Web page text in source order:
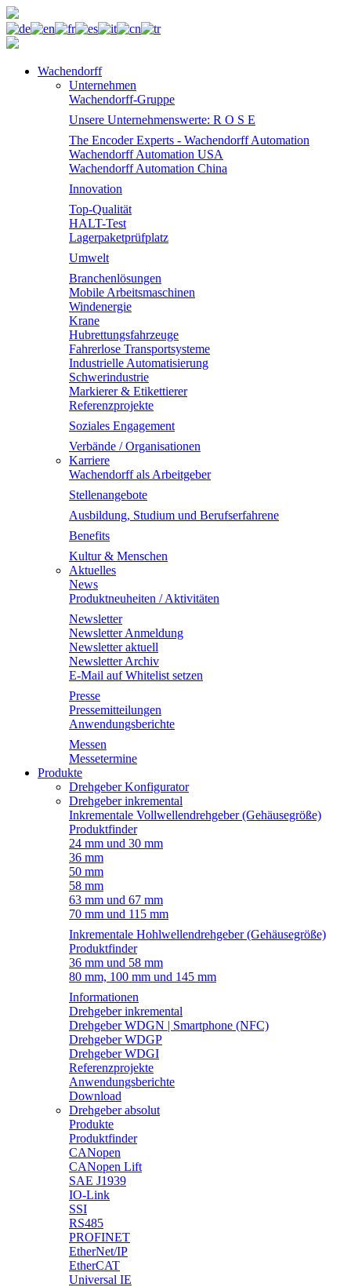
Wachendorff
Unternehmen
Wachendorff-Gruppe
Unsere Unternehmenswerte: R O S E
The Encoder Experts - Wachendorff Automation
Wachendorff Automation USA
Wachendorff Automation China
Innovation
Top-Qualität
HALT-Test
Lagerpaketprüfplatz
Umwelt
Branchenlösungen
Mobile Arbeitsmaschinen
Windenergie
Krane
Hubrettungsfahrzeuge
Fahrerlose Transportsysteme
Industrielle Automatisierung
Schwerindustrie
Markierer & Etikettierer
Referenzprojekte
Soziales Engagement
Verbände / Organisationen
Karriere
Wachendorff als Arbeitgeber
Stellenangebote
Ausbildung, Studium und Berufserfahrene
Benefits
Kultur & Menschen
Aktuelles
News
Produktneuheiten / Aktivitäten
Newsletter
Newsletter Anmeldung
Newsletter aktuell
Newsletter Archiv
E-Mail auf Whitelist setzen
Presse
Pressemitteilungen
Anwendungsberichte
Messen
Messetermine
Produkte
Drehgeber Konfigurator
Drehgeber inkremental
Inkrementale Vollwellendrehgeber (Gehäusegröße)
Produktfinder
24 mm und 30 mm
36 mm
50 mm
58 mm
63 mm und 67 mm
70 mm und 115 mm
Inkrementale Hohlwellendrehgeber (Gehäusegröße)
Produktfinder
36 mm und 58 mm
80 mm, 100 mm und 145 mm
Informationen
Drehgeber inkremental
Drehgeber WDGN | Smartphone (NFC)
Drehgeber WDGP
Drehgeber WDGI
Referenzprojekte
Anwendungsberichte
Download
Drehgeber absolut
Produkte
Produktfinder
CANopen
CANopen Lift
SAE J1939
IO-Link
SSI
RS485
PROFINET
EtherNet/IP
EtherCAT
Universal IE